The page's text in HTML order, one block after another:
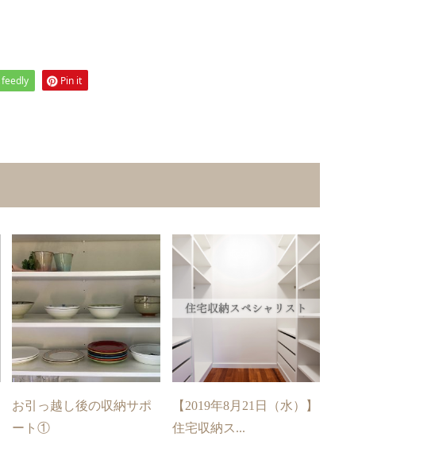
feedly Pin it
お引っ越し後の収納サポ
ート①
【2019年8月21日（水）】
住宅収納ス...